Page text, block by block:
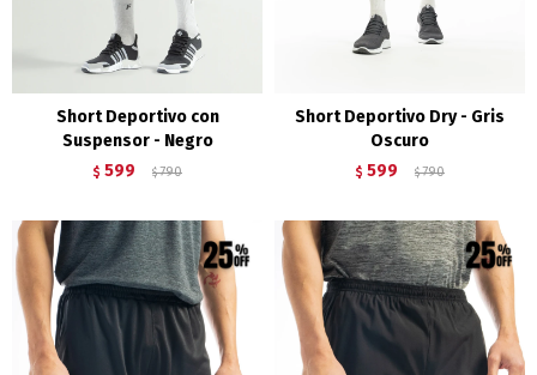
Short Deportivo con
Suspensor - Negro
$ 599 $ 790
Short Deportivo Dry - Gris
Oscuro
$ 599 $ 790